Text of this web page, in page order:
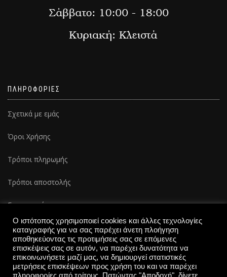
ΠΛΗΡΟΦΟΡΙΕΣ
Σχετικά με εμάς
Όροι Χρήσης
Τρόποι πληρωμής
Τρόποι αποστολής
Επικοινωνία
Ο ιστότοπος χρησιμοποιεί cookies και άλλες τεχνολογίες
καταγραφής για να σας παρέχει άνετη πλοήγηση
αποθηκεύοντας τις προτιμήσεις σας σε επόμενες
επισκέψεις σας σε αυτόν, να παρέχει δυνατότητα να
επικοινωνήσετε μαζί μας, να δημιουργεί στατιστικές
μετρήσεις επισκέψεων προς χρήση του και να παρέχει